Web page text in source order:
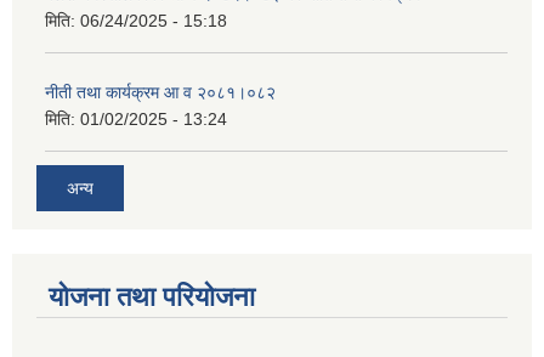
मिति: 06/24/2025 - 15:18
नीती तथा कार्यक्रम आ व २०८१।०८२
मिति: 01/02/2025 - 13:24
अन्य
योजना तथा परियोजना